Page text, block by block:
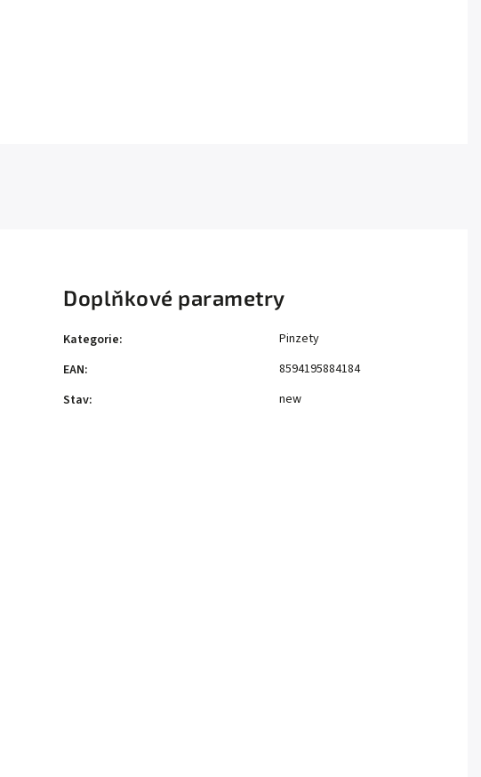
Doplňkové parametry
Kategorie:
Pinzety
EAN:
8594195884184
Stav: new